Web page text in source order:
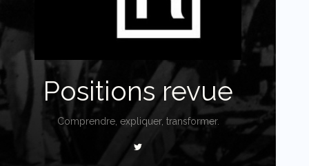
Positions revue
Comprendre, expliquer, transformer.